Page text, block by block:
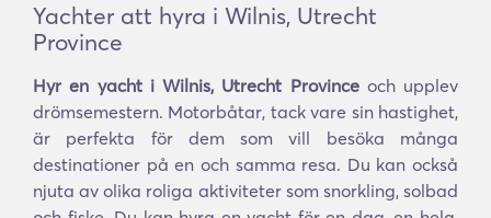
Yachter att hyra i Wilnis, Utrecht
Province
Hyr en yacht i Wilnis, Utrecht Provinceoch upplev
drömsemestern. Motorbåtar, tack vare sin hastighet,
är perfekta för dem som vill besöka många
destinationer på en och samma resa. Du kan också
njuta av olika roliga aktiviteter som snorkling, solbad